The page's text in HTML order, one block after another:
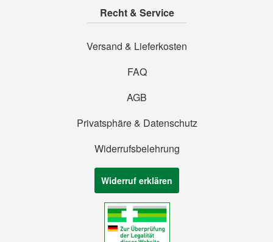
Recht & Service
Versand & Lieferkosten
FAQ
AGB
Privatsphäre & Datenschutz
Widerrufsbelehrung
Widerruf erklären